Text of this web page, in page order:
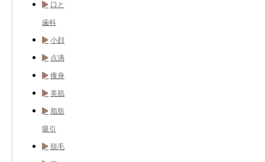
口と
歯科
小顔
点滴
痩身
美肌
脂肪
吸引
脱毛